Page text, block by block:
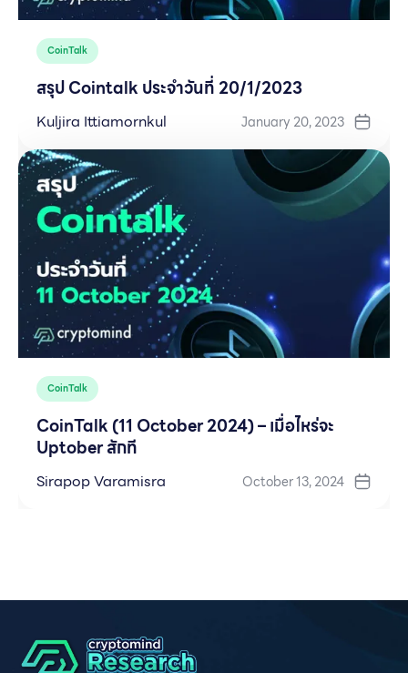
CoinTalk
สรุป Cointalk ประจำวันที่ 20/1/2023
Kuljira Ittiamornkul January 20, 2023
CoinTalk
CoinTalk (11 October 2024) – เมื่อไหร่จะ
Uptober สักที
Sirapop Varamisra October 13, 2024